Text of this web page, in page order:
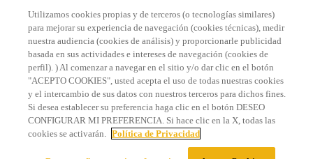
Utilizamos cookies propias y de terceros (o tecnologías similares)
para mejorar su experiencia de navegación (cookies técnicas), medir
nuestra audiencia (cookies de análisis) y proporcionarle publicidad
basada en sus actividades e intereses de navegación (cookies de
perfil). ) Al comenzar a navegar en el sitio y/o dar clic en el botón
"ACEPTO COOKIES", usted acepta el uso de todas nuestras cookies
y el intercambio de sus datos con nuestros terceros para dichos fines.
Si desea establecer su preferencia haga clic en el botón DESEO
CONFIGURAR MI PREFERENCIA. Si hace clic en la X, todas las
cookies se activarán. Política de Privacidad